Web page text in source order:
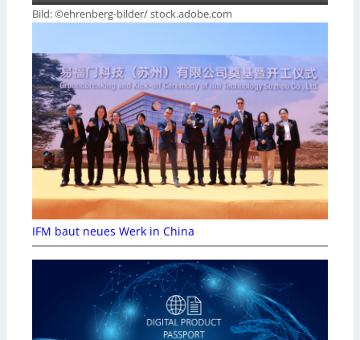
Bild: ©ehrenberg-bilder/ stock.adobe.com
IFM baut neues Werk in China